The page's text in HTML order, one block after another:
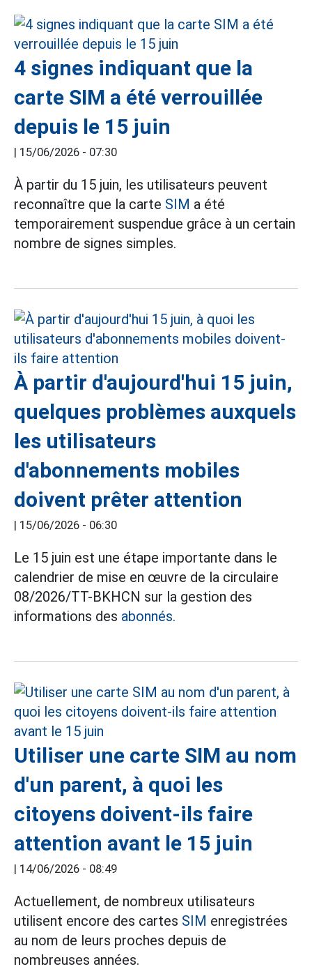
4 signes indiquant que la
carte SIM a été verrouillée
depuis le 15 juin
| 15/06/2026 - 07:30
À partir du 15 juin, les utilisateurs peuvent
reconnaître que la carte SIM a été
temporairement suspendue grâce à un certain
nombre de signes simples.
À partir d'aujourd'hui 15 juin,
quelques problèmes auxquels
les utilisateurs
d'abonnements mobiles
doivent prêter attention
| 15/06/2026 - 06:30
Le 15 juin est une étape importante dans le
calendrier de mise en œuvre de la circulaire
08/2026/TT-BKHCN sur la gestion des
informations des abonnés.
Utiliser une carte SIM au nom
d'un parent, à quoi les
citoyens doivent-ils faire
attention avant le 15 juin
| 14/06/2026 - 08:49
Actuellement, de nombreux utilisateurs
utilisent encore des cartes SIM enregistrées
au nom de leurs proches depuis de
nombreuses années.